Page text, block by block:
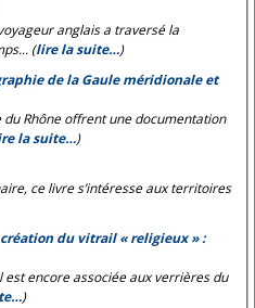
anglais a traversé la
(lire la suite…)
de la Gaule méridionale et
Rhône offrent une documentation
la suite…)
ce livre s’intéresse aux territoires
du vitrail « religieux » :
encore associée aux verrières du
)